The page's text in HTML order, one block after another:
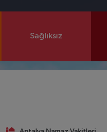
Sağlıksız